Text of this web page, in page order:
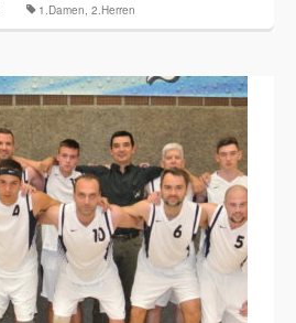
1.Damen, 2.Herren